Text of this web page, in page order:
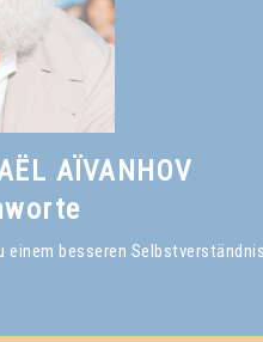
AÏVANHOV
besseren